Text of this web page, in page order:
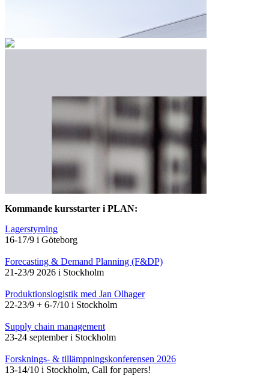
Kommande kursstarter i PLAN:
Lagerstyrning
16-17/9 i Göteborg
Forecasting & Demand Planning (F&DP)
21-23/9 2026 i Stockholm
Produktionslogistik med Jan Olhager
22-23/9 + 6-7/10 i Stockholm
Supply chain management
23-24 september i Stockholm
Forsknings- & tillämpningskonferensen 2026
13-14/10 i Stockholm, Call for papers!